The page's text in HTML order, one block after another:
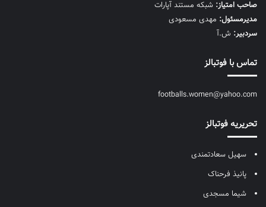
صاحب امتیاز: شبکه مستند آپارات
مديرمسئول: مهدی مسعودی
سردبیر: ش.آ
تماس با فوتبالز
footballs.women@yahoo.com
تحریریه فوتبالز
سهیل سعادتمندی
پانیذ فرحناک
شیما مسجدی